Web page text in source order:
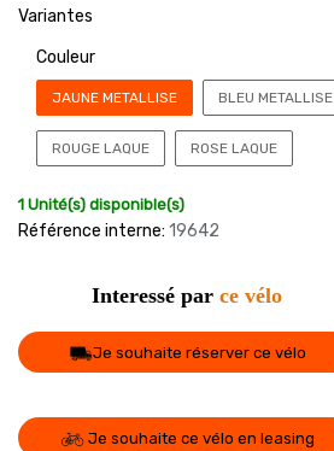
Variantes
Couleur
JAUNE METALLISE BLEU METALLISE
ROUGE LAQUE ROSE LAQUE
1 Unité(s) disponible(s)
Référence interne: 19642
Interessé par ce vélo
Je souhaite réserver ce vélo
Je souhaite ce vélo en leasing